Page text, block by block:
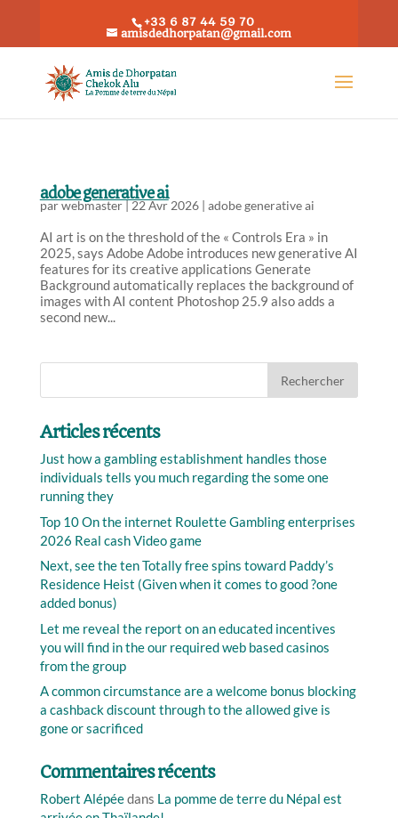
+33 6 87 44 59 70
amisdedhorpatan@gmail.com
adobe generative ai
parwebmaster|22 Avr 2026| adobe generative ai
AI art is on the threshold of the « Controls Era » in
2025, says Adobe Adobe introduces new generative AI
features for its creative applications Generate
Background automatically replaces the background of
images with AI content Photoshop 25.9 also adds a
second new...
Articles récents
Just how a gambling establishment handles those
individuals tells you much regarding the some one
running they
Top 10 On the internet Roulette Gambling enterprises
2026 Real cash Video game
Next, see the ten Totally free spins toward Paddy’s
Residence Heist (Given when it comes to good ?one
added bonus)
Let me reveal the report on an educated incentives
you will find in the our required web based casinos
from the group
A common circumstance are a welcome bonus blocking
a cashback discount through to the allowed give is
gone or sacrificed
Commentaires récents
Robert Alépéedans La pomme de terre du Népal est